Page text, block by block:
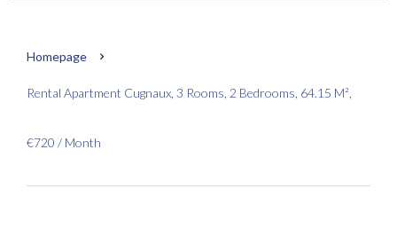
Homepage
Rental Apartment Cugnaux, 3 Rooms, 2 Bedrooms, 64.15 M²,
€720 / Month